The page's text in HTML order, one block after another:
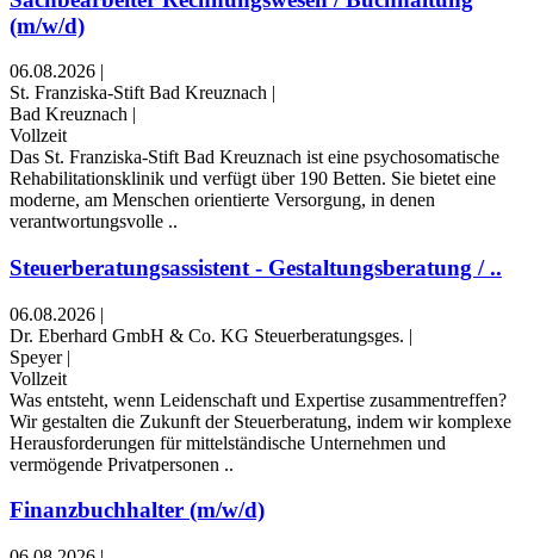
(m/w/d)
06.08.2026 |
St. Franziska-Stift Bad Kreuznach |
Bad Kreuznach |
Vollzeit
Das St. Franziska-Stift Bad Kreuznach ist eine psychosomatische
Rehabilitationsklinik und verfügt über 190 Betten. Sie bietet eine
moderne, am Menschen orientierte Versorgung, in denen
verantwortungsvolle ..
Steuerberatungsassistent - Gestaltungsberatung / ..
06.08.2026 |
Dr. Eberhard GmbH & Co. KG Steuerberatungsges. |
Speyer |
Vollzeit
Was entsteht, wenn Leidenschaft und Expertise zusammentreffen?
Wir gestalten die Zukunft der Steuerberatung, indem wir komplexe
Herausforderungen für mittelständische Unternehmen und
vermögende Privatpersonen ..
Finanzbuchhalter (m/w/d)